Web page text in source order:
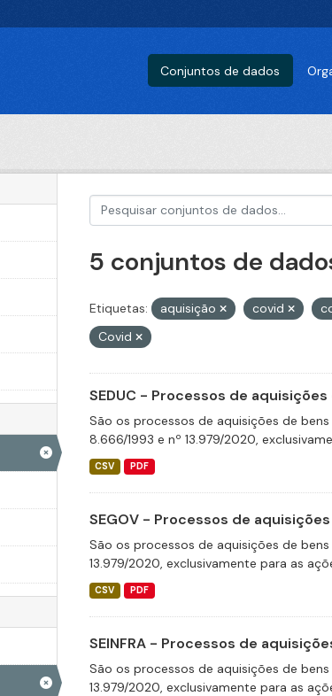
Conjuntos de dados
5 conjuntos de
Etiquetas: aquisição covid
Covid
SEDUC - Processos de
São os processos de aquisições de
8.666/1993 e nº 13.979/2020,
CSV PDF
SEGOV - Processos de
São os processos de aquisições de
13.979/2020, exclusivamente para as
CSV PDF
SEINFRA - Processos de
São os processos de aquisições de
13.979/2020, exclusivamente para as